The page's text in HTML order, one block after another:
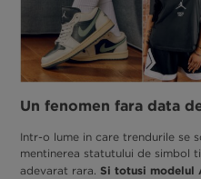
Un fenomen fara data
Intr-o lume in care trendurile se
mentinerea statutului de simbol
adevarat rara. Si totusi modelul